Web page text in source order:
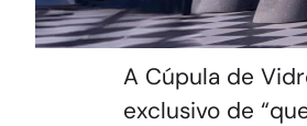
A Cúpula de
exclusivo de